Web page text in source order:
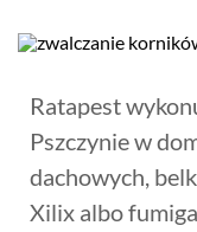
Ratapest
Pszczynie w
dachowych,
Xilix albo